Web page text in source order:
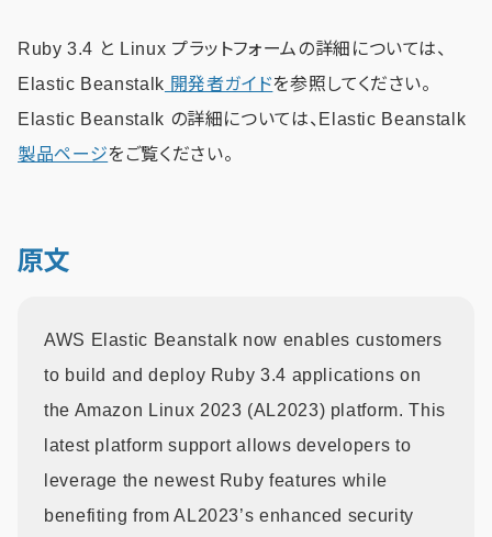
Ruby 3.4 と Linux プラットフォームの詳細については、
Elastic Beanstalk 開発者ガイドを参照してください。
Elastic Beanstalk の詳細については、Elastic Beanstalk
製品ページをご覧ください。
原文
AWS Elastic Beanstalk now enables customers
to build and deploy Ruby 3.4 applications on
the Amazon Linux 2023 (AL2023) platform. This
latest platform support allows developers to
leverage the newest Ruby features while
benefiting from AL2023’s enhanced security